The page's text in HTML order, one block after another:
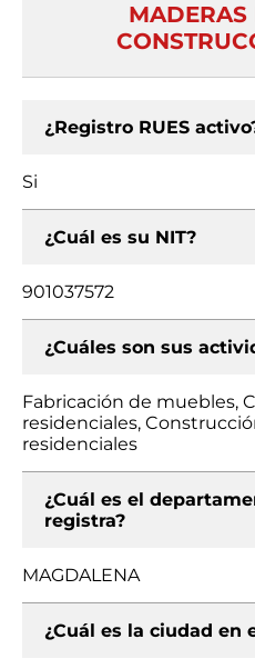
MADERAS
¿Registro RUES
Si
¿Cuál es su NIT?
901037572
¿Cuáles son sus
Fabricación de muebles,
residenciales,
residenciales
¿Cuál es el
registra?
MAGDALENA
¿Cuál es la ciudad en